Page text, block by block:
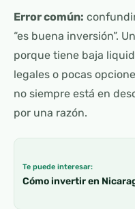
Error común:
“es buena inversión”.
porque tiene baja
legales o pocas
no siempre está en
por una razón.
Te puede interesar:
Cómo invertir en